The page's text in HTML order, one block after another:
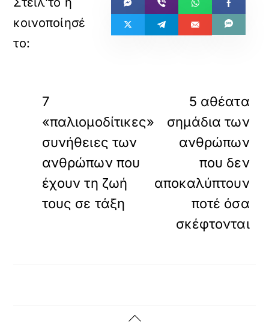
7
«παλιομοδίτικες»
συνήθειες των
ανθρώπων που
έχουν τη ζωή
τους σε τάξη
5 αθέατα
σημάδια των
ανθρώπων
που δεν
αποκαλύπτουν
ποτέ όσα
σκέφτονται
Back